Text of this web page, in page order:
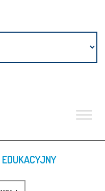
EDUKACYJNY